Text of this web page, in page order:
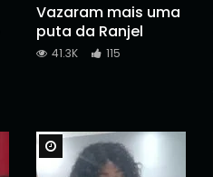
Vazaram mais uma
puta da Ranjel
41.3K 115
Watch Later